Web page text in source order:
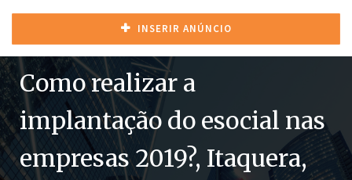
INSERIR ANÚNCIO
Como realizar a
implantação do esocial nas
empresas 2019?, Itaquera,